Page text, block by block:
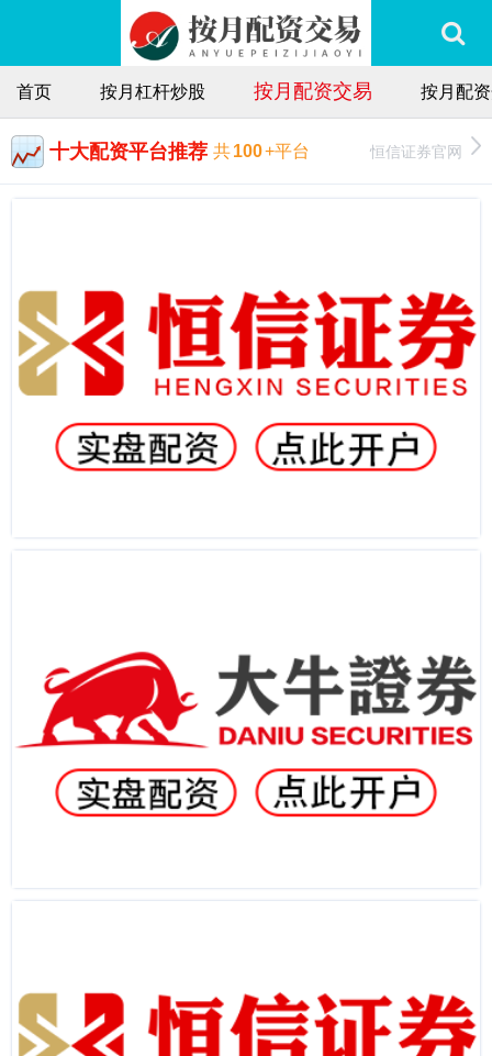
首页 按月杠杆炒股 按月配资交易 按月配
十大配资平台推荐 共100+平台 恒信证券官网